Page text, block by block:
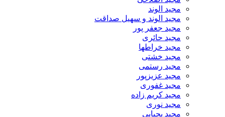
مجید الوند‎
مجید الوند و سهیل صداقت
مجید جعفر پور
مجید حائری
مجید خراطها
مجید خشتی
مجید رستمی
مجید عزیزپور
مجید غفوری
مجید کریم زاده
مجید نوری
مجید یحیایی